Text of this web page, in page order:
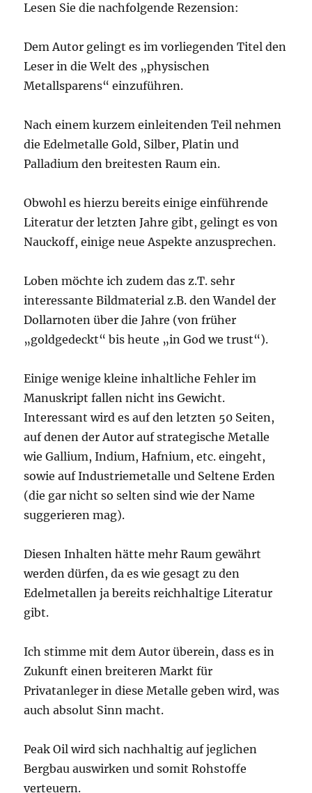
Lesen Sie die nachfolgende Rezension:
Dem Autor gelingt es im vorliegenden Titel den
Leser in die Welt des „physischen
Metallsparens“ einzuführen.
Nach einem kurzem einleitenden Teil nehmen
die Edelmetalle Gold, Silber, Platin und
Palladium den breitesten Raum ein.
Obwohl es hierzu bereits einige einführende
Literatur der letzten Jahre gibt, gelingt es von
Nauckoff, einige neue Aspekte anzusprechen.
Loben möchte ich zudem das z.T. sehr
interessante Bildmaterial z.B. den Wandel der
Dollarnoten über die Jahre (von früher
„goldgedeckt“ bis heute „in God we trust“).
Einige wenige kleine inhaltliche Fehler im
Manuskript fallen nicht ins Gewicht.
Interessant wird es auf den letzten 50 Seiten,
auf denen der Autor auf strategische Metalle
wie Gallium, Indium, Hafnium, etc. eingeht,
sowie auf Industriemetalle und Seltene Erden
(die gar nicht so selten sind wie der Name
suggerieren mag).
Diesen Inhalten hätte mehr Raum gewährt
werden dürfen, da es wie gesagt zu den
Edelmetallen ja bereits reichhaltige Literatur
gibt.
Ich stimme mit dem Autor überein, dass es in
Zukunft einen breiteren Markt für
Privatanleger in diese Metalle geben wird, was
auch absolut Sinn macht.
Peak Oil wird sich nachhaltig auf jeglichen
Bergbau auswirken und somit Rohstoffe
verteuern.